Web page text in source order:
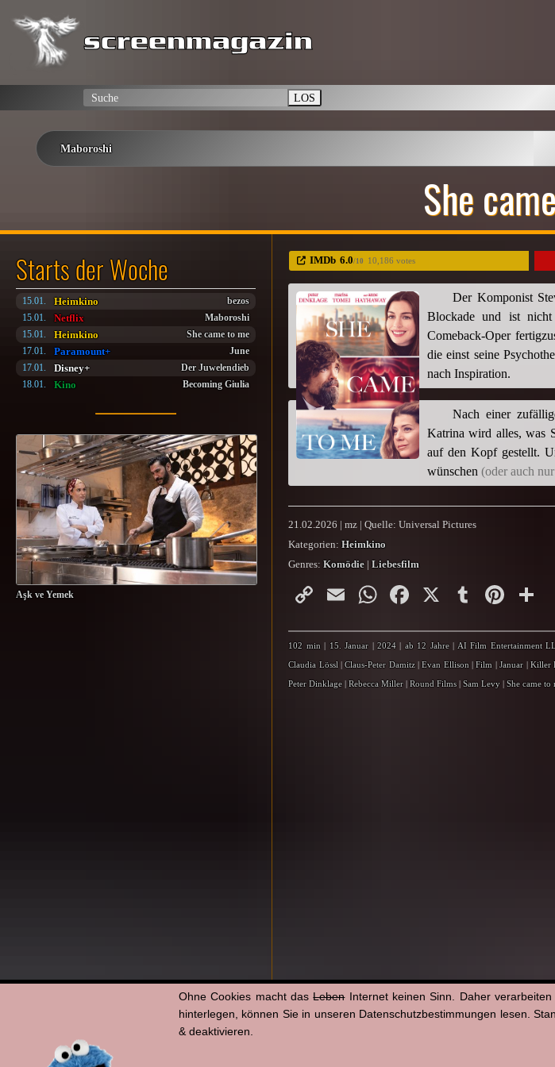
LOS
Maboroshi
She
Starts der Woche
bezos
Heimkino
15.01.
Maboroshi
Netflix
15.01.
She came to me
Heimkino
15.01.
June
Paramount+
17.01.
Der Juwelendieb
Disney+
17.01.
Becoming Giulia
Kino
18.01.
Aşk ve Yemek
IMDb 6.0/10 10,186 votes
Der Komponist
Blockade und ist
Comeback-Oper
die einst seine
nach Inspiration.
Nach einer
Katrina wird alles, was
auf den Kopf gestellt.
wünschen (oder auch
21.02.2026 | mz | Quelle: Universal Pictures
Kategorien:Heimkino
Genres:Komödie |Liebesfilm
CopyEmailWhatsApp
Facebook
X Tumblr
102 min| 15. Januar |2024 |ab 12 Jahre| AI Film Entertainment
Claudia Lössl|Claus-Peter Damitz|Evan Ellison|Film |Januar | Killer
Peter Dinklage |Rebecca Miller |Round Films|Sam Levy |She came to
Ohne Cookies macht dasLebenInternet keinen Sinn. Daher
hinterlegen, können Sie in unseren Datenschutzbestimmungen lesen.
& deaktivieren.